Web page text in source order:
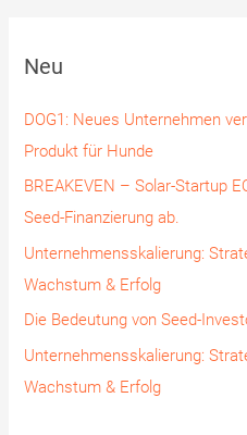
e
n
a
c
h
:
Neu
DOG1: Neues Unternehmen
Produkt für Hunde
BREAKEVEN – Solar-Startup
Seed-Finanzierung ab.
Unternehmensskalierung:
Wachstum & Erfolg
Die Bedeutung von Seed-
Unternehmensskalierung:
Wachstum & Erfolg